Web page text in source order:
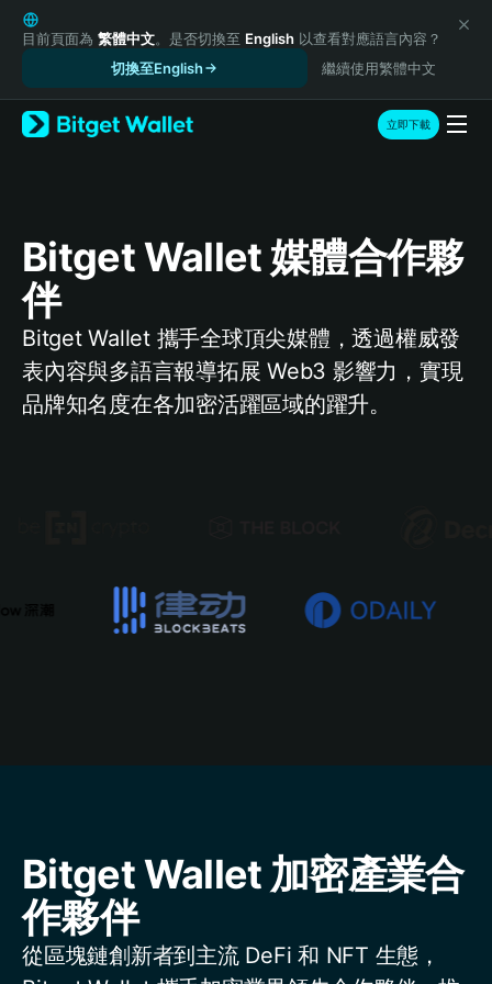
English
日本語
Русский
Español (Latinoamérica)
Türkçe
简体中文
繁體中文
Português (Portugal)
Bahasa Indonesia
ภาษาไทย
हिन्दी
বাংলা
目前頁面為 繁體中文。是否切換至 English 以查看對應語言內容？
切換至English
繼續使用繁體中文
立即下載
Bitget Wallet 媒體合作夥
伴
Bitget Wallet 攜手全球頂尖媒體，透過權威發
表內容與多語言報導拓展 Web3 影響力，實現
品牌知名度在各加密活躍區域的躍升。
Bitget Wallet 加密產業合
作夥伴
從區塊鏈創新者到主流 DeFi 和 NFT 生態，